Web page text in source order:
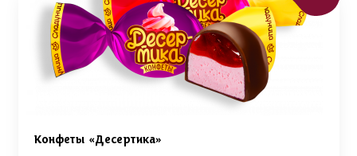
Конфеты «Десертика»